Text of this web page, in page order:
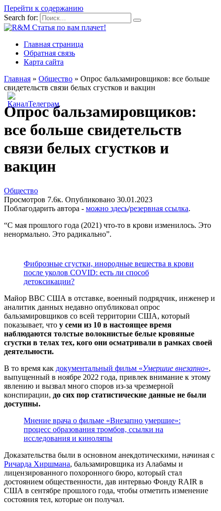
Перейти к содержанию
Search for:
Главная страница
Обратная связь
Карта сайта
Главная » Общество » Опрос бальзамировщиков: все больше
свидетельств связи белых сгустков и вакцин
Опрос бальзамировщиков:
все больше свидетельств
связи белых сгустков и
вакцин
Общество
Просмотров 7.6к. Опубликовано 30.01.2023
Поблагодарить автора - можно здесь/резервная ссылка.
“С мая прошлого года (2021) что-то в крови изменилось. Это
ненормально. Это радикально”.
Фиброзные сгустки, инородные вещества в крови
после уколов COVID: есть ли способ
детоксикации?
Майор ВВС США в отставке, военный подрядчик, инженер и
аналитик данных недавно опубликовал опрос
бальзамировщиков со всей территории США, который
показывает, что у семи из 10 в настоящее время
наблюдаются толстые волокнистые белые кровяные
сгустки в телах тех, кого они осматривали в рамках своей
деятельности.
В то время как документальный фильм «Умершие внезапно«,
выпущенный в ноябре 2022 года, привлек внимание к этому
явлению и вызвал много споров из-за чрезмерной
конспирации, до сих пор статистические данные не были
доступны.
Мнение врача о фильме «Внезапно умершие»:
процесс образования тромбов, ссылки на
исследования и киноляпы
Доказательства были в основном анекдотическими, начиная с
Ричарда Хиршмана, бальзамировщика из Алабамы и
лицензированного похоронного бюро, который стал
достоянием общественности, дав интервью Фонду RAIR в
США в сентябре прошлого года, чтобы отметить изменение
состояния тел, которые он получал.